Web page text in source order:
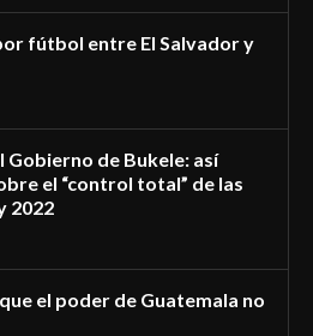
fútbol entre El Salvador y
Gobierno de Bukele: así
el “control total” de las
2022
el poder de Guatemala no